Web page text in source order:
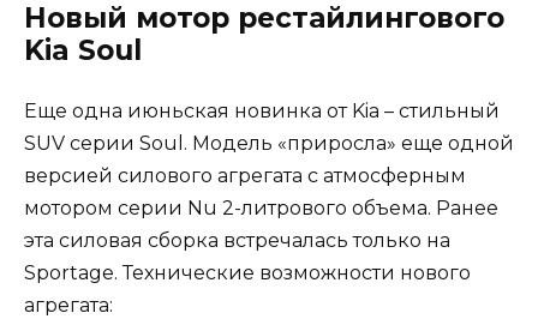
Новый мотор рестайлингового
Kia Soul
Еще одна июньская новинка от Kia – стильный
SUV серии Soul. Модель «приросла» еще одной
версией силового агрегата с атмосферным
мотором серии Nu 2-литрового объема. Ранее
эта силовая сборка встречалась только на
Sportage. Технические возможности нового
агрегата: